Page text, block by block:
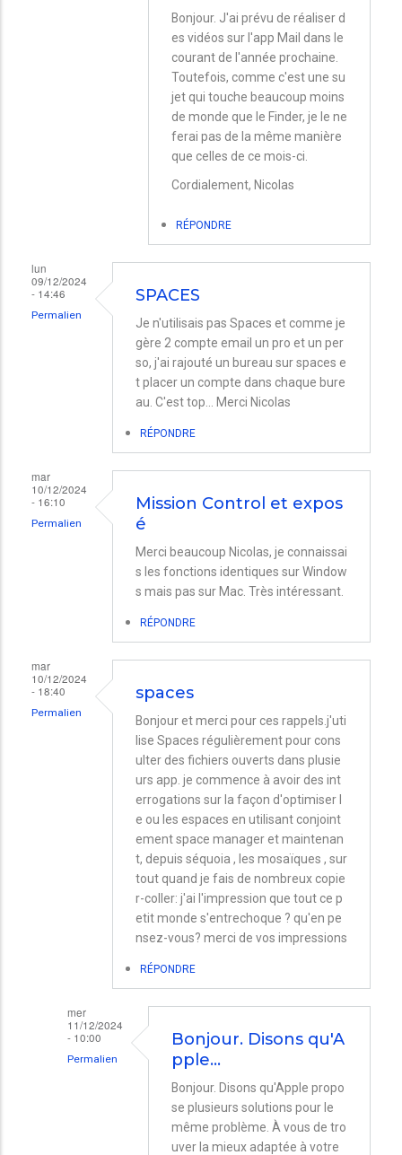
Bonjour. J'ai prévu de réaliser d
es vidéos sur l'app Mail dans le
courant de l'année prochaine.
Toutefois, comme c'est une su
jet qui touche beaucoup moins
de monde que le Finder, je le ne
ferai pas de la même manière
que celles de ce mois-ci.
Cordialement, Nicolas
RÉPONDRE
lun
09/12/2024
- 14:46
Permalien
SPACES
Je n'utilisais pas Spaces et comme je
gère 2 compte email un pro et un per
so, j'ai rajouté un bureau sur spaces e
t placer un compte dans chaque bure
au. C'est top... Merci Nicolas
RÉPONDRE
mar
10/12/2024
- 16:10
Permalien
Mission Control et expos
é
Merci beaucoup Nicolas, je connaissai
s les fonctions identiques sur Window
s mais pas sur Mac. Très intéressant.
RÉPONDRE
mar
10/12/2024
- 18:40
Permalien
spaces
Bonjour et merci pour ces rappels.j'uti
lise Spaces régulièrement pour cons
ulter des fichiers ouverts dans plusie
urs app. je commence à avoir des int
errogations sur la façon d'optimiser l
e ou les espaces en utilisant conjoint
ement space manager et maintenan
t, depuis séquoia , les mosaïques , sur
tout quand je fais de nombreux copie
r-coller: j'ai l'impression que tout ce p
etit monde s'entrechoque ? qu'en pe
nsez-vous? merci de vos impressions
RÉPONDRE
mer
11/12/2024
- 10:00
Permalien
Bonjour. Disons qu'A
pple…
Bonjour. Disons qu'Apple propo
se plusieurs solutions pour le
même problème. À vous de tro
uver la mieux adaptée à votre